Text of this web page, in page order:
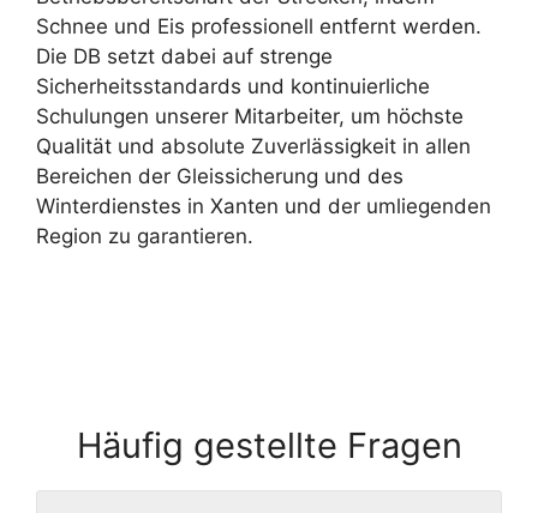
Schnee und Eis professionell entfernt werden.
Die DB setzt dabei auf strenge
Sicherheitsstandards und kontinuierliche
Schulungen unserer Mitarbeiter, um höchste
Qualität und absolute Zuverlässigkeit in allen
Bereichen der Gleissicherung und des
Winterdienstes in Xanten und der umliegenden
Region zu garantieren.
Häufig gestellte Fragen